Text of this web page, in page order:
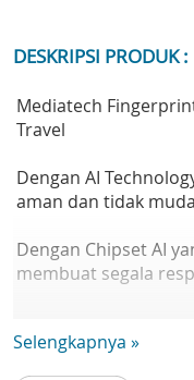
DESKRIPSI PRODUK :
Mediatech
Travel
Dengan AI
aman dan tidak
Dengan Chipset AI
membuat segala
1. Ini adalah kunci
Selengkapnya »